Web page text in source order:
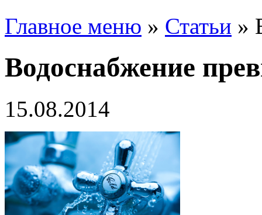
Главное меню » Статьи »
Водоснабжение
15.08.2014